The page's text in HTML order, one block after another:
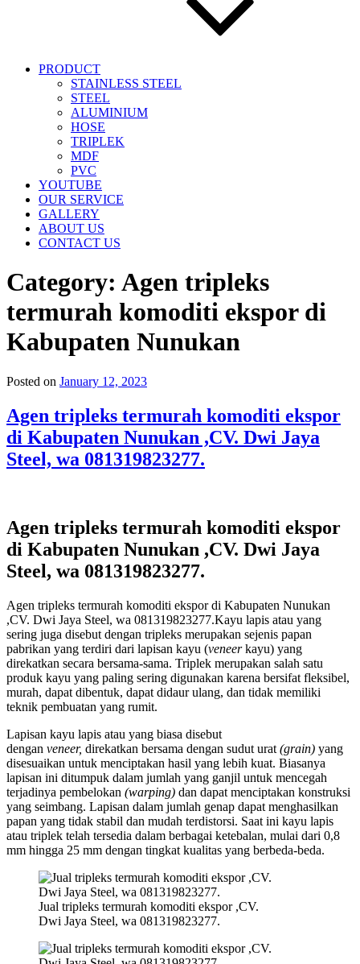
PRODUCT
STAINLESS STEEL
STEEL
ALUMINIUM
HOSE
TRIPLEK
MDF
PVC
YOUTUBE
OUR SERVICE
GALLERY
ABOUT US
CONTACT US
Category: Agen tripleks
termurah komoditi ekspor di
Kabupaten Nunukan
Posted on January 12, 2023
Agen tripleks termurah komoditi ekspor
di Kabupaten Nunukan ,CV. Dwi Jaya
Steel, wa 081319823277.
Agen tripleks termurah komoditi ekspor
di Kabupaten Nunukan ,CV. Dwi Jaya
Steel, wa 081319823277.
Agen tripleks termurah komoditi ekspor di Kabupaten Nunukan
,CV. Dwi Jaya Steel, wa 081319823277.Kayu lapis atau yang
sering juga disebut dengan tripleks merupakan sejenis papan
pabrikan yang terdiri dari lapisan kayu (veneerkayu) yang
direkatkan secara bersama-sama. Triplek merupakan salah satu
produk kayu yang paling sering digunakan karena bersifat fleksibel,
murah, dapat dibentuk, dapat didaur ulang, dan tidak memiliki
teknik pembuatan yang rumit.
Lapisan kayu lapis atau yang biasa disebut
dengan veneer, direkatkan bersama dengan sudut urat (grain) yang
disesuaikan untuk menciptakan hasil yang lebih kuat. Biasanya
lapisan ini ditumpuk dalam jumlah yang ganjil untuk mencegah
terjadinya pembelokan (warping) dan dapat menciptakan konstruksi
yang seimbang. Lapisan dalam jumlah genap dapat menghasilkan
papan yang tidak stabil dan mudah terdistorsi. Saat ini kayu lapis
atau triplek telah tersedia dalam berbagai ketebalan, mulai dari 0,8
mm hingga 25 mm dengan tingkat kualitas yang berbeda-beda.
Jual tripleks termurah komoditi ekspor ,CV.
Dwi Jaya Steel, wa 081319823277.